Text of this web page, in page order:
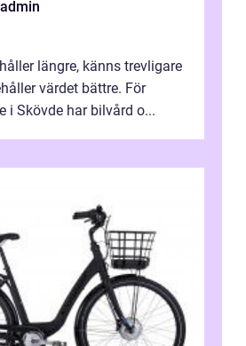
admin
längre, känns trevligare
värdet bättre. För
i Skövde har bilvård o...